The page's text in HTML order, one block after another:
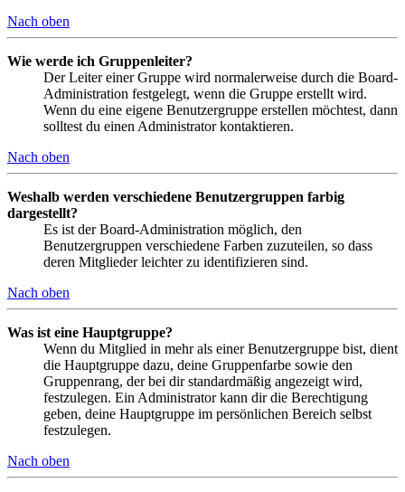
Nach oben
Wie werde ich Gruppenleiter?
Der Leiter einer Gruppe wird normalerweise durch die Board-
Administration festgelegt, wenn die Gruppe erstellt wird.
Wenn du eine eigene Benutzergruppe erstellen möchtest, dann
solltest du einen Administrator kontaktieren.
Nach oben
Weshalb werden verschiedene Benutzergruppen farbig
dargestellt?
Es ist der Board-Administration möglich, den
Benutzergruppen verschiedene Farben zuzuteilen, so dass
deren Mitglieder leichter zu identifizieren sind.
Nach oben
Was ist eine Hauptgruppe?
Wenn du Mitglied in mehr als einer Benutzergruppe bist, dient
die Hauptgruppe dazu, deine Gruppenfarbe sowie den
Gruppenrang, der bei dir standardmäßig angezeigt wird,
festzulegen. Ein Administrator kann dir die Berechtigung
geben, deine Hauptgruppe im persönlichen Bereich selbst
festzulegen.
Nach oben